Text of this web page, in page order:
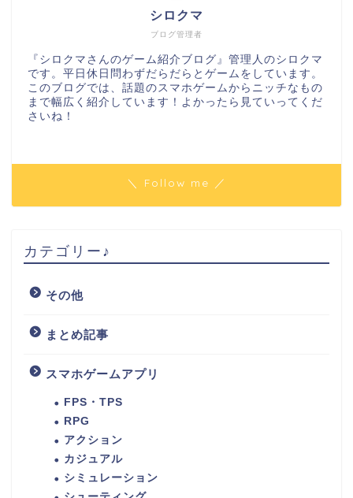
ブログ管理者
シロクマ
『シロクマさんのゲーム紹介ブログ』管理人のシロクマ
です。平日休日問わずだらだらとゲームをしています。
このブログでは、話題のスマホゲームからニッチなもの
まで幅広く紹介しています！よかったら見ていってくだ
さいね！
＼ Follow me ／
カテゴリー♪
その他
まとめ記事
スマホゲームアプリ
FPS・TPS
RPG
アクション
カジュアル
シミュレーション